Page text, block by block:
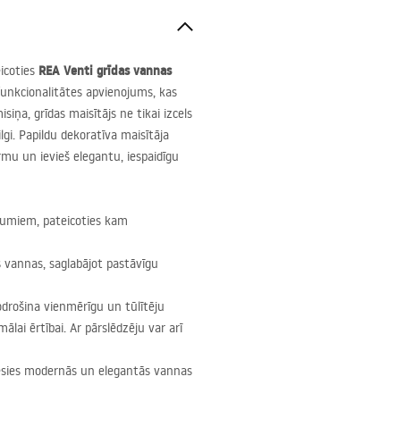
REA Venti grīdas vannas
apvienojums, kas
grīdas maisītājs ne tikai izcels
Papildu dekoratīva maisītāja
un ievieš elegantu, iespaidīgu
pateicoties kam
saglabājot pastāvīgu
vienmērīgu un tūlītēju
ērtībai. Ar pārslēdzēju var arī
modernās un elegantās vannas